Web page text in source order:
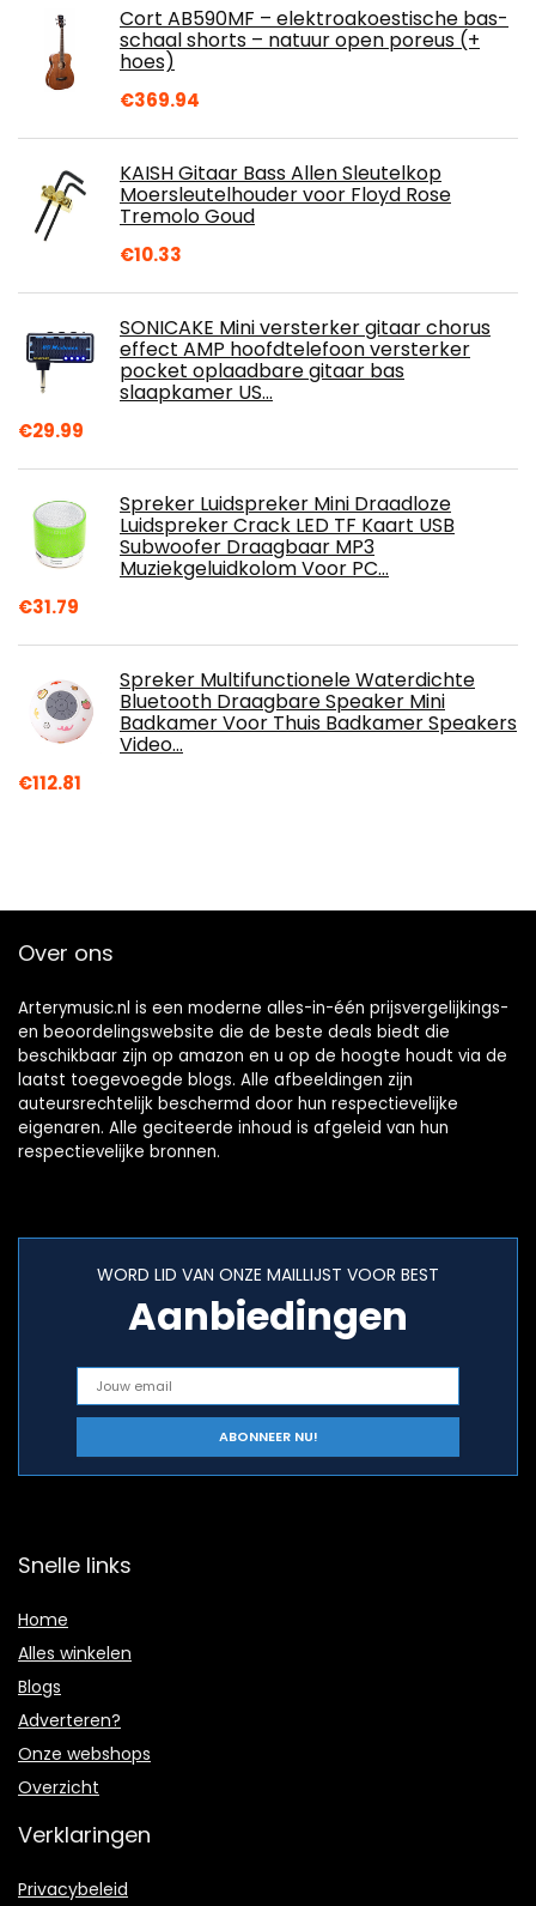
Cort AB590MF – elektroakoestische bas-
schaal shorts – natuur open poreus (+
hoes)
€369.94
KAISH Gitaar Bass Allen Sleutelkop
Moersleutelhouder voor Floyd Rose
Tremolo Goud
€10.33
SONICAKE Mini versterker gitaar chorus
effect AMP hoofdtelefoon versterker
pocket oplaadbare gitaar bas
slaapkamer US…
€29.99
Spreker Luidspreker Mini Draadloze
Luidspreker Crack LED TF Kaart USB
Subwoofer Draagbaar MP3
Muziekgeluidkolom Voor PC…
€31.79
Spreker Multifunctionele Waterdichte
Bluetooth Draagbare Speaker Mini
Badkamer Voor Thuis Badkamer Speakers
Video…
€112.81
Over ons
Arterymusic.nl is een moderne alles-in-één prijsvergelijkings-
en beoordelingswebsite die de beste deals biedt die
beschikbaar zijn op amazon en u op de hoogte houdt via de
laatst toegevoegde blogs. Alle afbeeldingen zijn
auteursrechtelijk beschermd door hun respectievelijke
eigenaren. Alle geciteerde inhoud is afgeleid van hun
respectievelijke bronnen.
WORD LID VAN ONZE MAILLIJST VOOR BEST
Aanbiedingen
Snelle links
Home
Alles winkelen
Blogs
Adverteren?
Onze webshops
Overzicht
Verklaringen
Privacybeleid